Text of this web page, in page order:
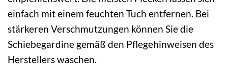
einfach mit einem feuchten Tuch entfernen. Bei
stärkeren Verschmutzungen können Sie die
Schiebegardine gemäß den Pflegehinweisen des
Herstellers waschen.